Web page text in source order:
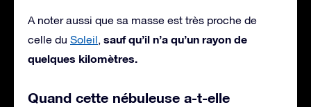
A noter aussi que sa masse est très proche de
celle du Soleil, sauf qu’il n’a qu’un rayon de
quelques kilomètres.
Quand cette nébuleuse a-t-elle